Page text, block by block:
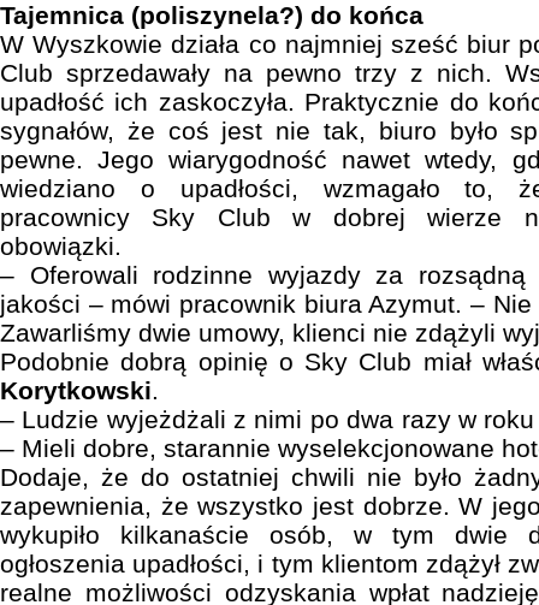
Tajemnica (poliszynela?) do końca
W Wyszkowie działa co najmniej sześć biur
Club sprzedawały na pewno trzy z nich.
upadłość ich zaskoczyła. Praktycznie do
sygnałów, że coś jest nie tak, biuro było
pewne. Jego wiarygodność nawet wtedy,
wiedziano o upadłości, wzmagało to,
pracownicy Sky Club w dobrej wierze
obowiązki.
– Oferowali rodzinne wyjazdy za
jakości – mówi pracownik biura Azymut. –
Zawarliśmy dwie umowy, klienci nie zdążyli
Podobnie dobrą opinię o Sky Club miał
Korytkowski.
– Ludzie wyjeżdżali z nimi po dwa razy w
– Mieli dobre, starannie wyselekcjonowane
Dodaje, że do ostatniej chwili nie było
zapewnienia, że wszystko jest dobrze. W
wykupiło kilkanaście osób, w tym dwie
ogłoszenia upadłości, i tym klientom zdążył
realne możliwości odzyskania wpłat